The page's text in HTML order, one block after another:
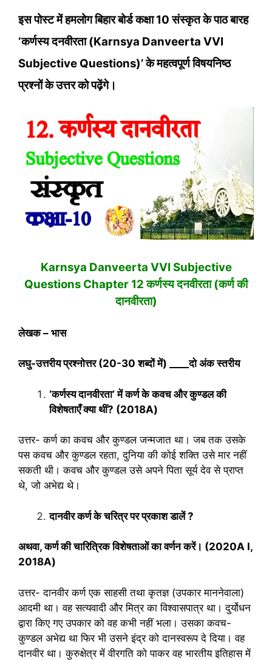
इस पोस्‍ट में हमलोग बिहार बोर्ड कक्षा 10 संस्‍कृत के पाठ बारह
‘कर्णस्‍य दनवीरता (Karnsya Danveerta VVI
Subjective Questions)’ के महत्‍वपूर्ण विषयनिष्‍ठ
प्रश्‍नों के उत्तर को पढ़ेंगे।
Karnsya Danveerta VVI Subjective
Questions Chapter 12 कर्णस्‍य दनवीरता(कर्ण की
दानवीरता)
लेखक – भास
लघु-उत्तरीय प्रश्‍नोत्तर (20-30 शब्‍दों में) ____दो अंक स्‍तरीय
‘कर्णस्य दानवीरता’ में कर्ण के कवच और कुण्डल की
विशेषताएँ क्या थीं? (2018A)
उत्तर- कर्ण का कवच और कुण्डल जन्मजात था। जब तक उसके
पस कवच और कुण्डल रहता, दुनिया की कोई शक्ति उसे मार नहीं
सकती थी। कवच और कुण्डल उसे अपने पिता सूर्य देव से प्राप्त
थे, जो अभेद्य थे।
दानवीर कर्ण के चरित्र पर प्रकाश डालें?
अथवा, कर्ण की चारित्रिक विशेषताओं का वर्णन करें। (2020A І,
2018A)
उत्तर- दानवीर कर्ण एक साहसी तथा कृतज्ञ (उपकार माननेवाला)
आदमी था। वह सत्यवादी और मित्र का विश्वासपात्र था। दुर्योधन
द्वारा किए गए उपकार को वह कभी नहीं भला। उसका कवच-
कुण्डल अभेद्य था फिर भी उसने इंद्र को दानस्वरूप दे दिया। वह
दानवीर था। कुरुक्षेत्र में वीरगति को पाकर वह भारतीय इतिहास में